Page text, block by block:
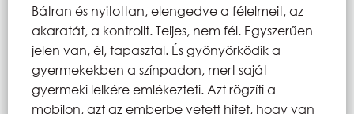
Bátran és nyitottan, elengedve a félelmeit, az
akaratát, a kontrollt. Teljes, nem fél. Egyszerűen
jelen van, él, tapasztal. És gyönyörködik a
gyermekekben a színpadon, mert saját
gyermeki lelkére emlékezteti. Azt rögzíti a
mobilon, azt az emberbe vetett hitet, hogy van